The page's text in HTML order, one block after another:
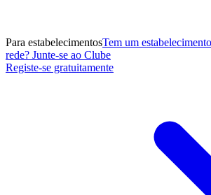
Para estabelecimentosTem um
rede? Junte-se ao Clube
Registe-se gratuitamente